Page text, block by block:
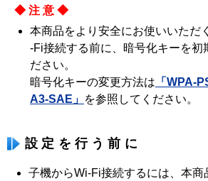
◆注意◆
本商品をより安全にお使いいただ
-Fi接続する前に、暗号化キーを初
ださい。
暗号化キーの変更方法は 「WPA-
A3-SAE」 を参照してください。
設定を行う前に
子機からWi-Fi接続するには、本商